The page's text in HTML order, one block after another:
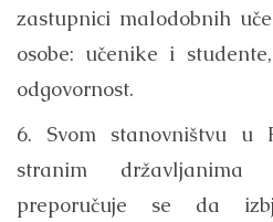
zastupnici malodobnih
osobe: učenike i
odgovornost.
6. Svom stanovništvu u
stranim
preporučuje se da